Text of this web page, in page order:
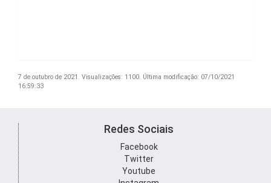
7 de outubro de 2021. Visualizações: 1100. Última modificação: 07/10/2021
16:59:33
Redes Sociais
Facebook
Twitter
Youtube